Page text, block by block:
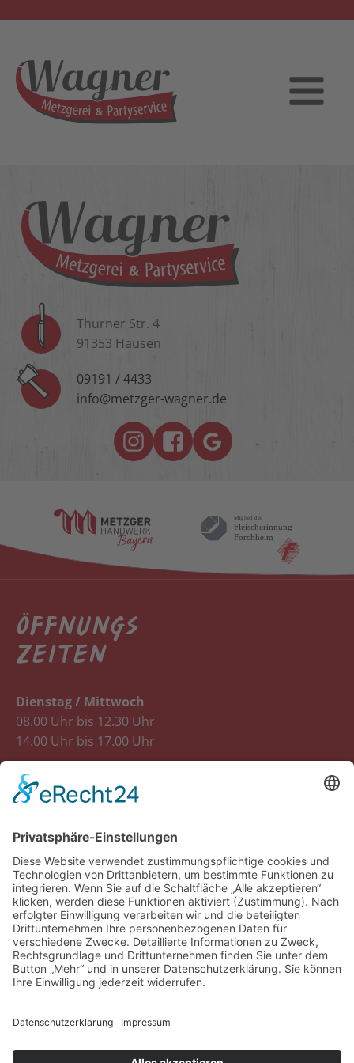
Thurner Str. 4
91353 Hausen
09191 / 4433
info@metzger-wagner.de
ÖFFNUNGS
ZEITEN
Dienstag / Mittwoch
08.00 Uhr bis 12.30 Uhr
14.00 Uhr bis 17.00 Uhr
Donnerstag
08.00 Uhr bis 12.30 Uhr
Freitag
14.00 Uhr bis 18.00 Uhr
Samstag
07.30 Uhr bis 12.00 Uhr